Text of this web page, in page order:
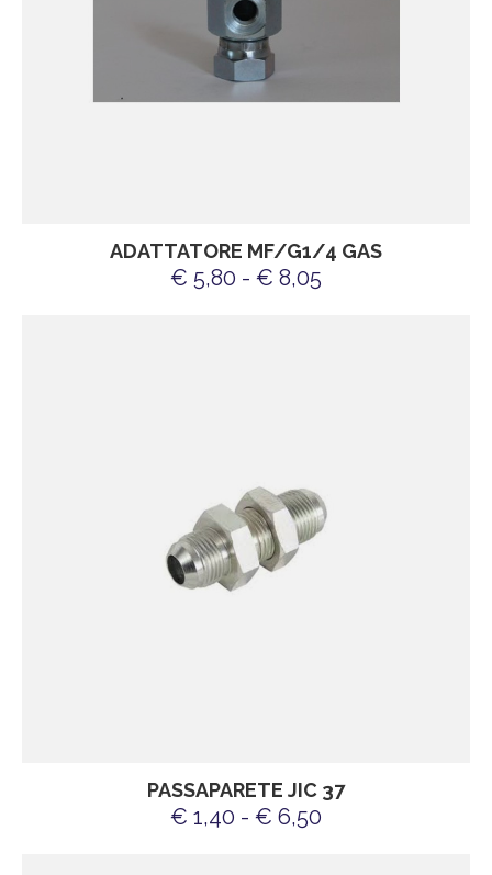
ADATTATORE MF/G1/4 GAS
€ 5,80 - € 8,05
PASSAPARETE JIC 37
€ 1,40 - € 6,50